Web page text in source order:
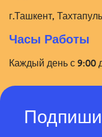
г.Ташкент,
Часы Работы
Каждый день с 9:00